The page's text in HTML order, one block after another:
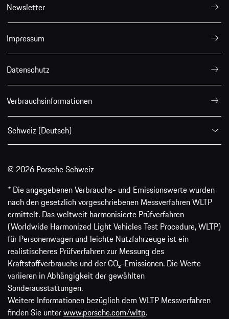
Newsletter
Impressum
Datenschutz
Verbrauchsinformationen
Schweiz (Deutsch)
© 2026 Porsche Schweiz
* Die angegebenen Verbrauchs- und Emissionswerte wurden
nach den gesetzlich vorgeschriebenen Messverfahren WLTP
ermittelt. Das weltweit harmonisierte Prüfverfahren
(Worldwide Harmonized Light Vehicles Test Procedure, WLTP)
für Personenwagen und leichte Nutzfahrzeuge ist ein
realistischeres Prüfverfahren zur Messung des
Kraftstoffverbrauchs und der CO₂-Emissionen. Die Werte
variieren in Abhängigkeit der gewählten
Sonderausstattungen.
Weitere Informationen bezüglich dem WLTP Messverfahren
finden Sie unterwww.porsche.com/wltp.